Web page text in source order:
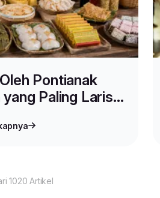
Pontianak
yang Paling Laris,
Online!
1020 Artikel